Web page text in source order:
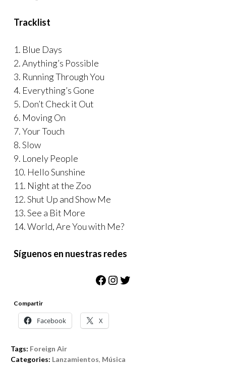
Tracklist
1. Blue Days
2. Anything’s Possible
3. Running Through You
4. Everything’s Gone
5. Don’t Check it Out
6. Moving On
7. Your Touch
8. Slow
9. Lonely People
10. Hello Sunshine
11. Night at the Zoo
12. Shut Up and Show Me
13. See a Bit More
14. World, Are You with Me?
Síguenos en nuestras redes
Facebook
Instagram
Twitter
Compartir
Facebook X
Tags: Foreign Air
Categories: Lanzamientos, Música